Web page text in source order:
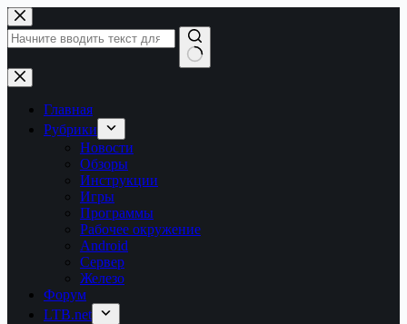
Перейти
к
сути
Ничего
не
найденоГлавная
Рубрики
Новости
Обзоры
Инструкции
Игры
Программы
Рабочее окружение
Android
Сервер
Железо
Форум
LTB.net